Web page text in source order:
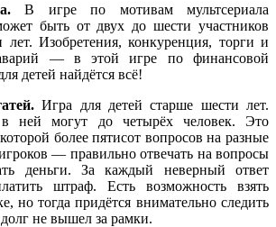
В игре по мотивам мультсериала
быть от двух до шести участников
лет. Изобретения, конкуренция, торги и
аварий — в этой игре по финансовой
детей найдётся всё!
Игра для детей старше шести лет.
в ней могут до четырёх человек. Это
более пятисот вопросов на разные
— правильно отвечать на вопросы
деньги. За каждый неверный ответ
штраф. Есть возможность взять
но тогда придётся внимательно следить
не вышел за рамки.